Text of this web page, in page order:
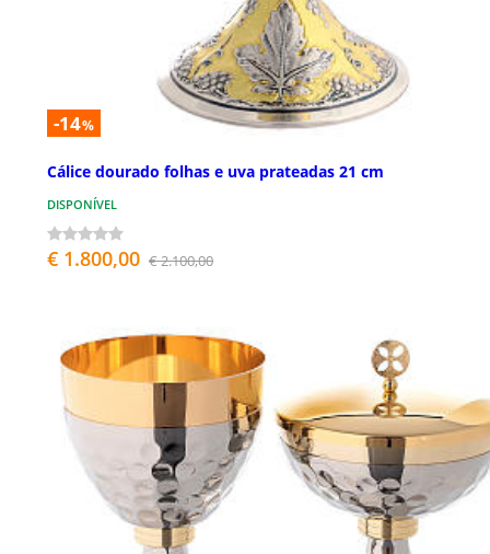
-14%
Cálice dourado folhas e uva prateadas 21 cm
DISPONÍVEL
€ 1.800,00 € 2.100,00